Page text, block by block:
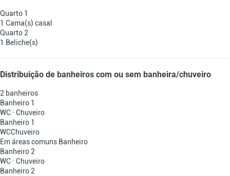
Quarto 1
1 Cama(s) casal
Quarto 2
1 Beliche(s)
Distribuição de banheiros com ou sem banheira/chuveiro
2 banheiros
Banheiro 1
WC · Chuveiro
Banheiro 1
WCChuveiro
Em áreas comuns Banheiro
Banheiro 2
WC · Chuveiro
Banheiro 2